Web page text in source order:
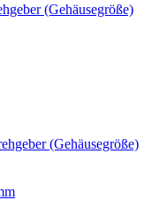
(Gehäusegröße)
(Gehäusegröße)